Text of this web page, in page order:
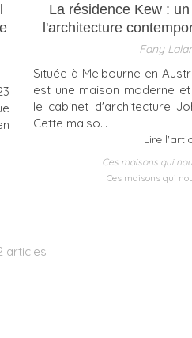
La résidence Kew :
l'architecture
Fany
Située à Melbourne en
est une maison moderne
le cabinet d'architecture
Cette maiso...
Lire
Ces maisons qui
Ces maisons qui
articles